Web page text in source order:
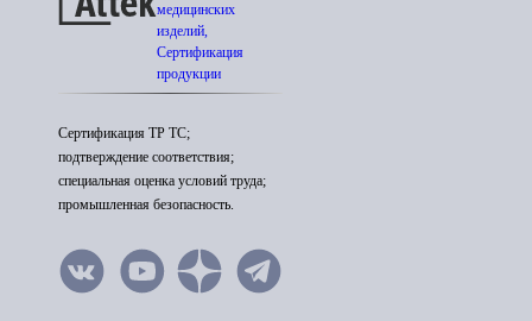
медицинских
изделий,
Сертификация
продукции
Сертификация ТР ТС;
подтверждение соответствия;
специальная оценка условий труда;
промышленная безопасность.